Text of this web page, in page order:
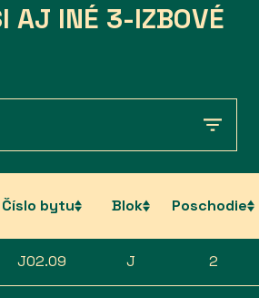
AJ INÉ 3-IZBOVÉ
Číslo bytu Blok Poschodie
J02.09 J 2